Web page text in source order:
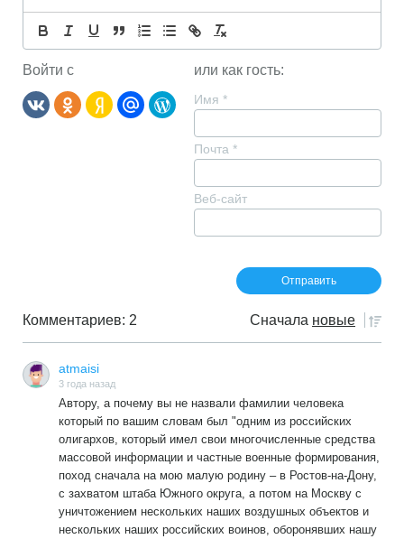
Войти с или как гость:
Имя *
Почта *
Веб-сайт
Комментариев: 2 Сначала новые
atmaisi
3 года назад
Автору, а почему вы не назвали фамилии человека
который по вашим словам был "одним из российских
олигархов, который имел свои многочисленные средства
массовой информации и частные военные формирования,
поход сначала на мою малую родину – в Ростов-на-Дону,
с захватом штаба Южного округа, а потом на Москву с
уничтожением нескольких наших воздушных объектов и
нескольких наших российских воинов, оборонявших нашу